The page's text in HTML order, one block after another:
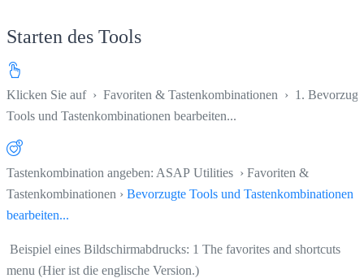
Starten des Tools
Klicken Sie auf › Favoriten & Tastenkombinationen › 1.
Tools und Tastenkombinationen bearbeiten...
Tastenkombination angeben: ASAP Utilities › Favoriten &
Tastenkombinationen › Bevorzugte Tools und Tastenkombinationen
bearbeiten...
Beispiel eines Bildschirmabdrucks: 1 The favorites and shortcuts
menu (Hier ist die englische Version.)